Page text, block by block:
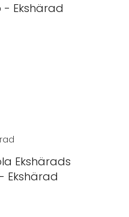
- Ekshärad
Ekshärads
Ekshärad